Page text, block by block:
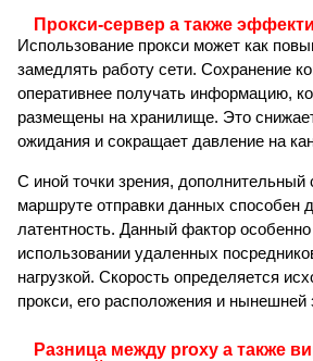
Прокси-сервер а также
Использование прокси может как
замедлять работу сети. Сохранение
оперативнее получать информацию,
размещены на хранилище. Это
ожидания и сокращает давление на
С иной точки зрения, дополнительный
маршруте отправки данных способен
латентность. Данный фактор
использовании удаленных
нагрузкой. Скорость определяется
прокси, его расположения и нынешней
Разница между proxy а также